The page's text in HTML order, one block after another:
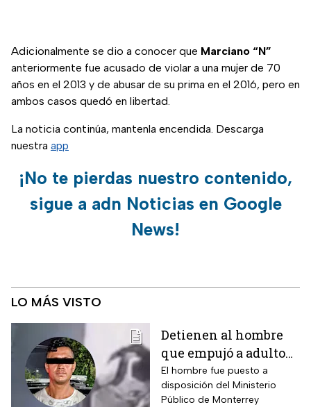
Adicionalmente se dio a conocer que Marciano “N”
anteriormente fue acusado de violar a una mujer de 70
años en el 2013 y de abusar de su prima en el 2016, pero en
ambos casos quedó en libertad.
La noticia continúa, mantenla encendida. Descarga
nuestra app
¡No te pierdas nuestro contenido,
sigue a adn Noticias en Google
News!
LO MÁS VISTO
Detienen al hombre
que empujó a adulto
mayor frente a un
tráiler en Monterrey
El hombre fue puesto a
disposición del Ministerio
Público de Monterrey